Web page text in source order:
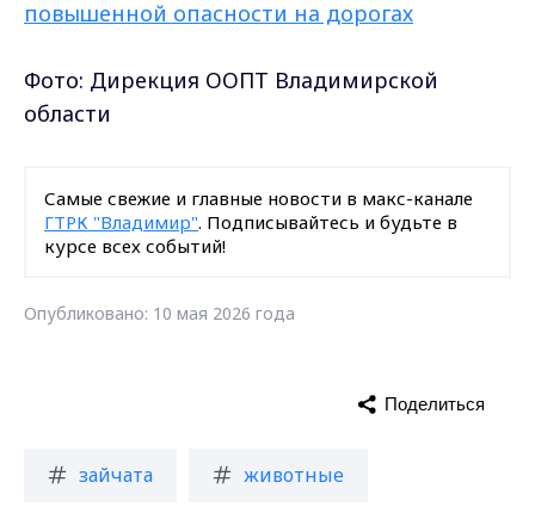
повышенной опасности на дорогах
Фото: Дирекция ООПТ Владимирской
области
Самые свежие и главные новости в макс-канале
ГТРК "Владимир". Подписывайтесь и будьте в
курсе всех событий!
Опубликовано: 10 мая 2026 года
зайчата животные
Поделиться